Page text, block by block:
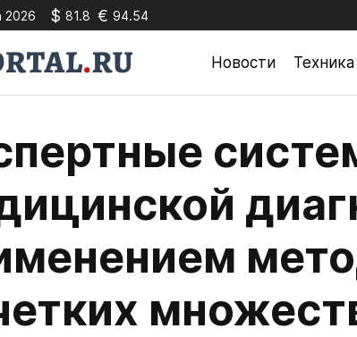
2026 $ 81.8 € 94.54
Новости Техника